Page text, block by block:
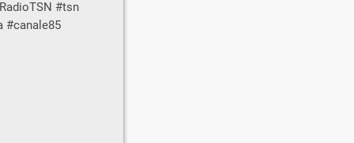
#tsn
#canale85